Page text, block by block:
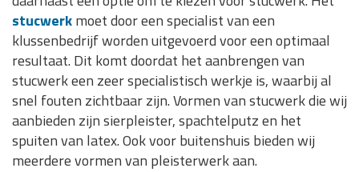
stucwerkmoet door een specialist van een
klussenbedrijf worden uitgevoerd voor een optimaal
resultaat. Dit komt doordat het aanbrengen van
stucwerk een zeer specialistisch werkje is, waarbij al
snel fouten zichtbaar zijn. Vormen van stucwerk die wij
aanbieden zijn sierpleister, spachtelputz en het
spuiten van latex. Ook voor buitenshuis bieden wij
meerdere vormen van pleisterwerk aan.